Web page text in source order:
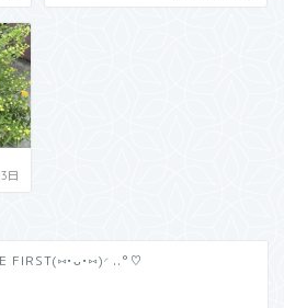
日
FIRST(⑅•ᴗ•⑅)◜..°♡